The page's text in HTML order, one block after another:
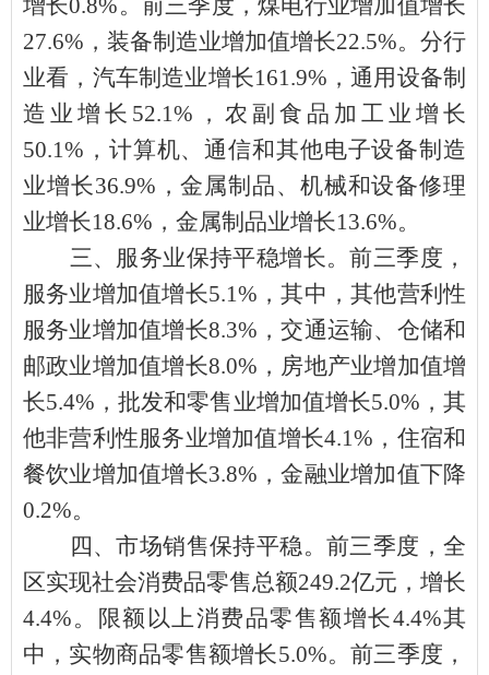
27.6%，装备制造业增加值增长22.5%。分行
业看，汽车制造业增长161.9%，通用设备制
造业增长52.1%，农副食品加工业增长
50.1%，计算机、通信和其他电子设备制造
业增长36.9%，金属制品、机械和设备修理
业增长18.6%，金属制品业增长13.6%。
三、 服务业保持平稳增长。前三季度，
服务业增加值增长5.1%，其中，其他营利性
服务业增加值增长8.3%，交通运输、仓储和
邮政业增加值增长8.0%，房地产业增加值增
长5.4%，批发和零售业增加值增长5.0%，其
他非营利性服务业增加值增长4.1%，住宿和
餐饮业增加值增长3.8%，金融业增加值下降
0.2%。
四、市场销售保持平稳。前三季度，全
区实现社会消费品零售总额249.2亿元，增长
4.4%。限额以上消费品零售额增长4.4%其
中，实物商品零售额增长5.0%。前三季度，